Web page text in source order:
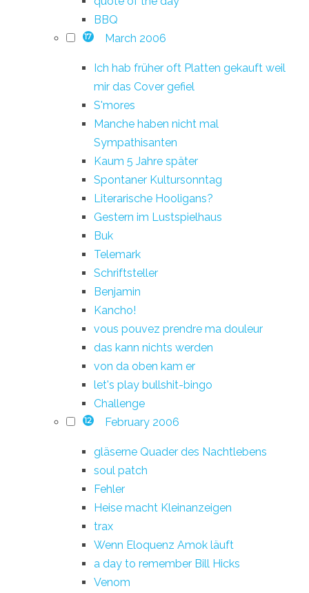
BBQ
17 March 2006
Ich hab früher oft Platten gekauft weil
mir das Cover gefiel
S'mores
Manche haben nicht mal
Sympathisanten
Kaum 5 Jahre später
Spontaner Kultursonntag
Literarische Hooligans?
Gestern im Lustspielhaus
Buk
Telemark
Schriftsteller
Benjamin
Kancho!
vous pouvez prendre ma douleur
das kann nichts werden
von da oben kam er
let's play bullshit-bingo
Challenge
12 February 2006
gläserne Quader des Nachtlebens
soul patch
Fehler
Heise macht Kleinanzeigen
trax
Wenn Eloquenz Amok läuft
a day to remember Bill Hicks
Venom